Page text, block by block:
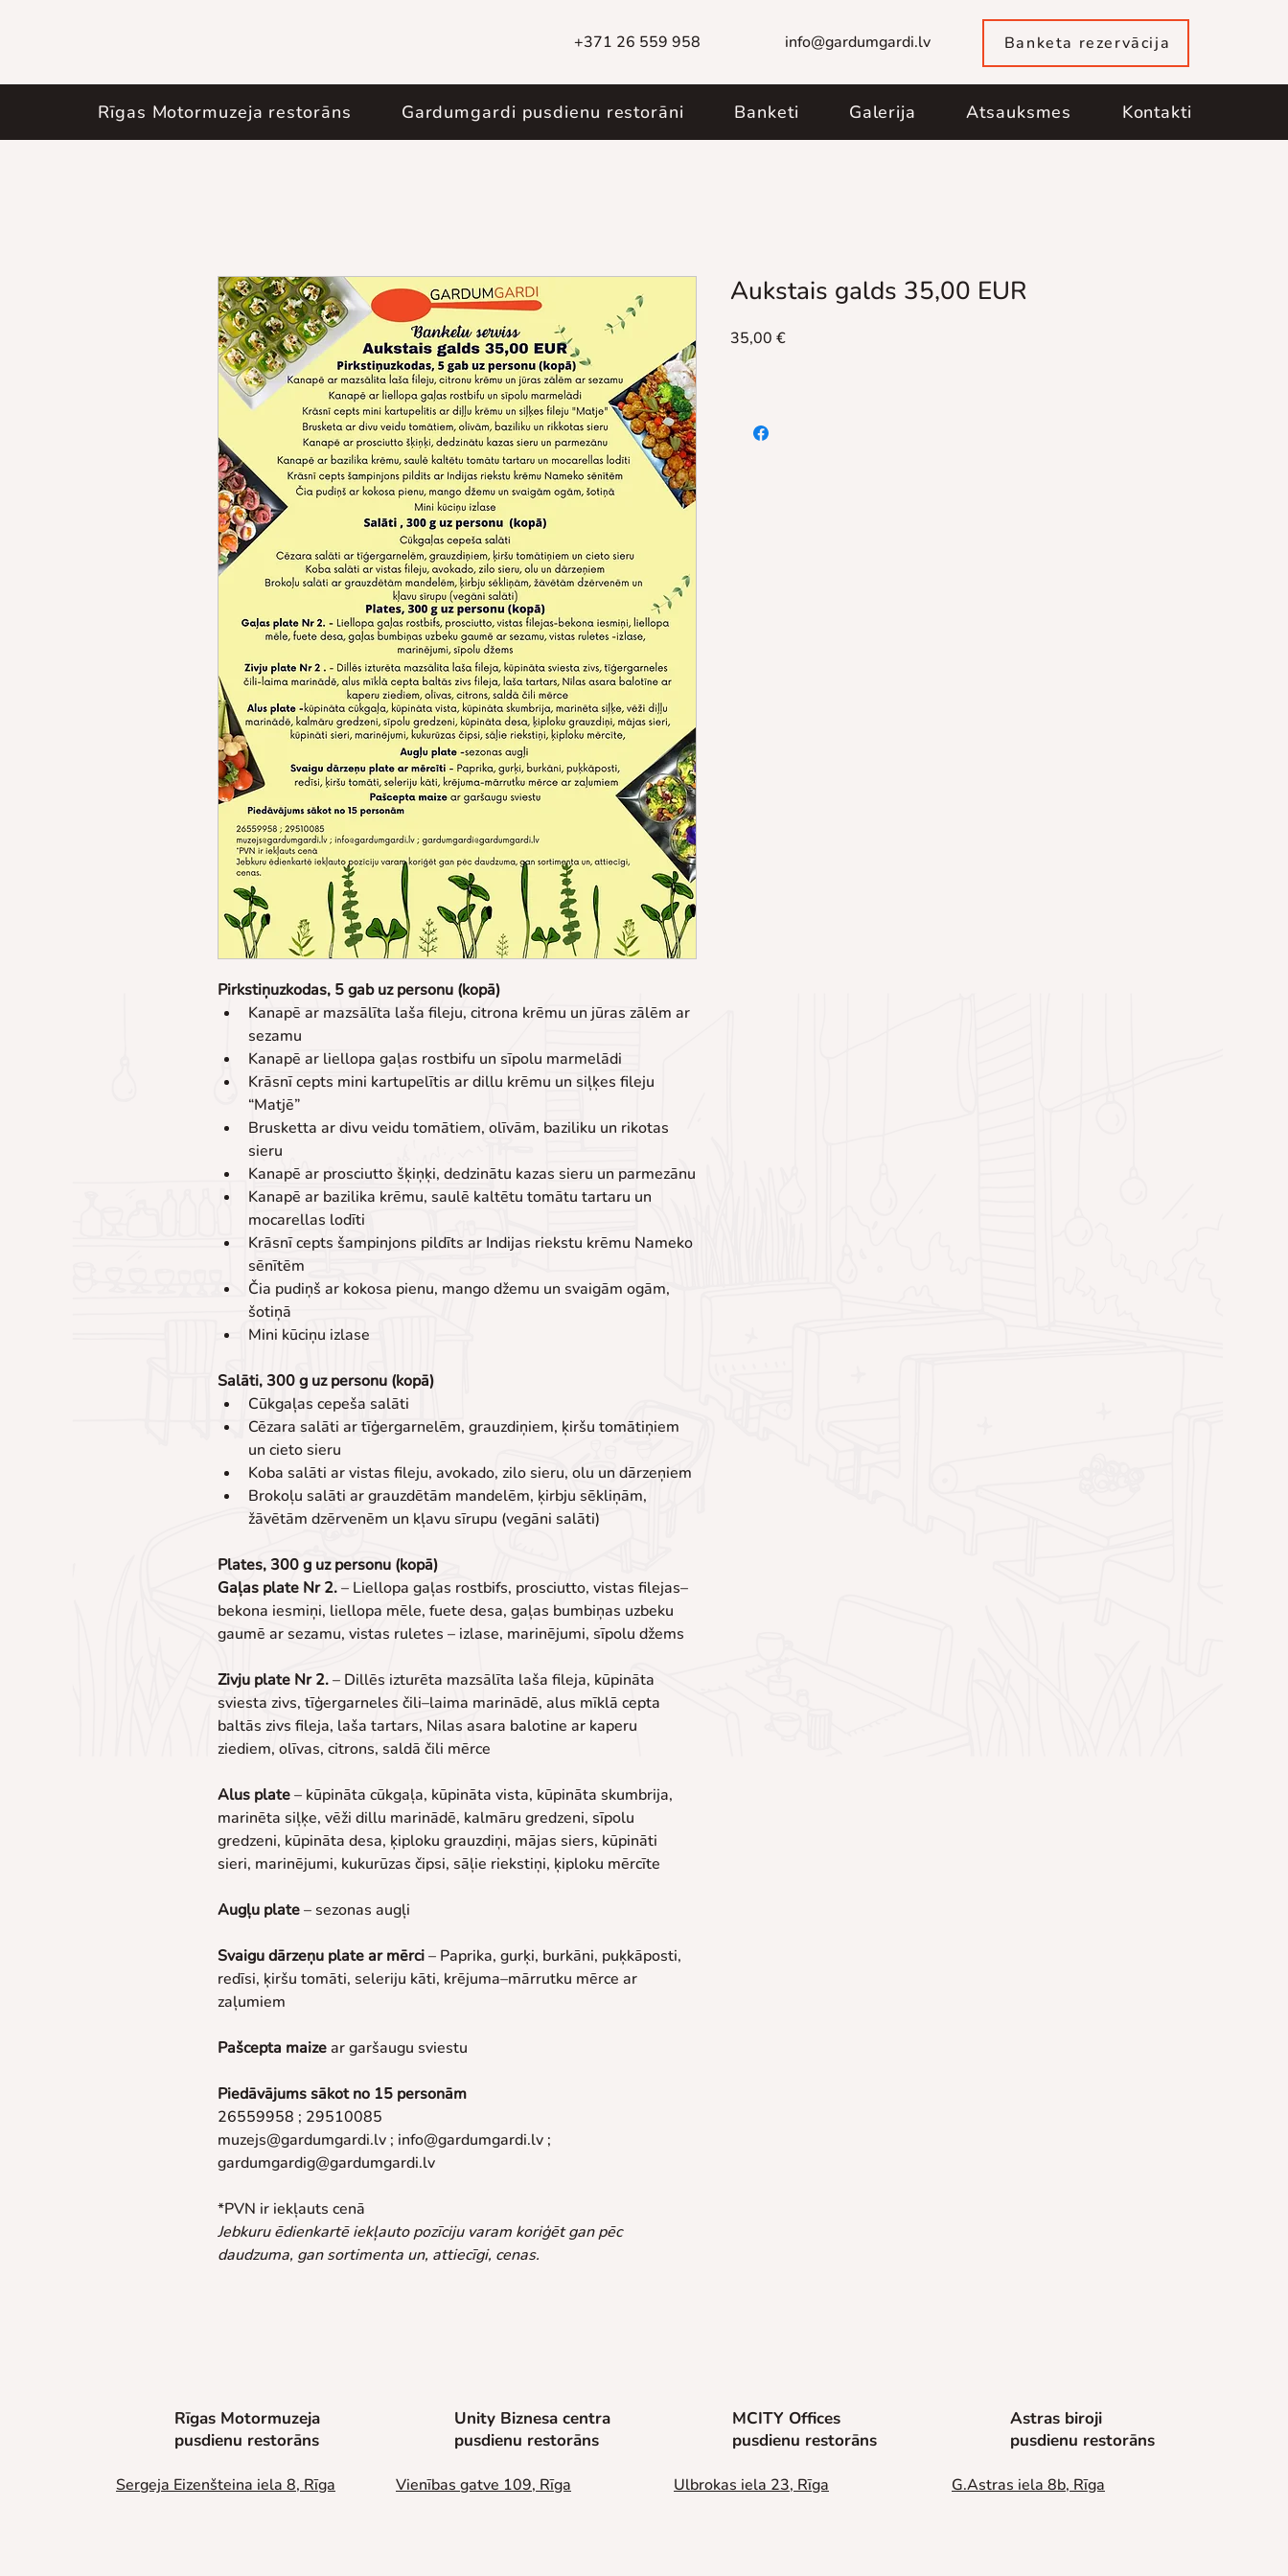
+371 26 559 958 info@gardumgardi.lv Banketa rezervācija
Rīgas Motormuzeja restorāns Gardumgardi pusdienu restorāni Banketi Galerija Atsauksmes Kontakti
Pirkstiņuzkodas, 5 gab uz personu (kopā)
Kanapē ar mazsālīta laša fileju, citrona krēmu un jūras zālēm ar
sezamu
Kanapē ar liellopa gaļas rostbifu un sīpolu marmelādi
Krāsnī cepts mini kartupelītis ar dillu krēmu un siļķes fileju
“Matjē”
Brusketta ar divu veidu tomātiem, olīvām, baziliku un rikotas
sieru
Kanapē ar prosciutto šķiņķi, dedzinātu kazas sieru un parmezānu
Kanapē ar bazilika krēmu, saulē kaltētu tomātu tartaru un
mocarellas lodīti
Krāsnī cepts šampinjons pildīts ar Indijas riekstu krēmu Nameko
sēnītēm
Čia pudiņš ar kokosa pienu, mango džemu un svaigām ogām,
šotiņā
Mini kūciņu izlase
Salāti, 300 g uz personu (kopā)
Cūkgaļas cepeša salāti
Cēzara salāti ar tīģergarnelēm, grauzdiņiem, ķiršu tomātiņiem
un cieto sieru
Koba salāti ar vistas fileju, avokado, zilo sieru, olu un dārzeņiem
Brokoļu salāti ar grauzdētām mandelēm, ķirbju sēkliņām,
žāvētām dzērvenēm un kļavu sīrupu (vegāni salāti)
Plates, 300 g uz personu (kopā)
Gaļas plate Nr 2. – Liellopa gaļas rostbifs, prosciutto, vistas filejas–
bekona iesmiņi, liellopa mēle, fuete desa, gaļas bumbiņas uzbeku
gaumē ar sezamu, vistas ruletes – izlase, marinējumi, sīpolu džems
Zivju plate Nr 2. – Dillēs izturēta mazsālīta laša fileja, kūpināta
sviesta zivs, tīģergarneles čili–laima marinādē, alus mīklā cepta
baltās zivs fileja, laša tartars, Nilas asara balotine ar kaperu
ziediem, olīvas, citrons, saldā čili mērce
Alus plate – kūpināta cūkgaļa, kūpināta vista, kūpināta skumbrija,
marinēta siļķe, vēži dillu marinādē, kalmāru gredzeni, sīpolu
gredzeni, kūpināta desa, ķiploku grauzdiņi, mājas siers, kūpināti
sieri, marinējumi, kukurūzas čipsi, sāļie riekstiņi, ķiploku mērcīte
Augļu plate – sezonas augļi
Svaigu dārzeņu plate ar mērci – Paprika, gurķi, burkāni, puķkāposti,
redīsi, ķiršu tomāti, seleriju kāti, krējuma–mārrutku mērce ar
zaļumiem
Pašcepta maize ar garšaugu sviestu
Piedāvājums sākot no 15 personām
26559958 ; 29510085
muzejs@gardumgardi.lv ; info@gardumgardi.lv ;
gardumgardig@gardumgardi.lv
*PVN ir iekļauts cenā
Jebkuru ēdienkartē iekļauto pozīciju varam koriģēt gan pēc
daudzuma, gan sortimenta un, attiecīgi, cenas.
Aukstais galds 35,00 EUR
35,00 €Price
Rīgas Motormuzeja
pusdienu restorāns
Sergeja Eizenšteina iela 8, Rīga
Unity Biznesa centra
pusdienu restorāns
Vienības gatve 109, Rīga
MCITY Offices
pusdienu restorāns
Ulbrokas iela 23, Rīga
Astras biroji
pusdienu restorāns
G.Astras iela 8b, Rīga